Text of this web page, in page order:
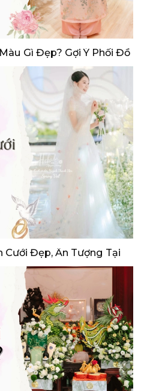
Gì Đẹp? Gợi Ý Phối Đồ
Cưới Đẹp, Ấn Tượng Tại